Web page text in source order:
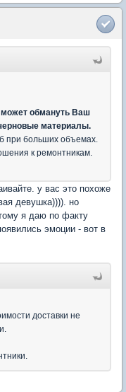
может обмануть Ваш
материалы.
при больших объемах.
к ремонтникам.
у вас это похоже
девушка)))). но
я даю по факту
эмоции - вот в
доставки не